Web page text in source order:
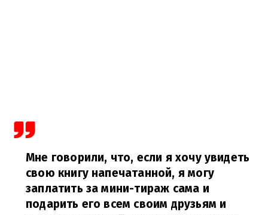
Мне говорили, что, если я хочу увидеть
свою книгу напечатанной, я могу
заплатить за мини-тираж сама и
подарить его всем своим друзьям и